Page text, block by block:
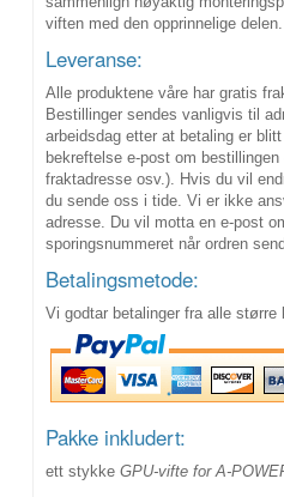
viften med den opprinnelige delen.
Leveranse:
Alle produktene våre har gratis
Bestillinger sendes vanligvis til
arbeidsdag etter at betaling er
bekreftelse e-post om
fraktadresse osv.). Hvis du vil
du sende oss i tide. Vi er ikke
adresse. Du vil motta en e-post
sporingsnummeret når ordren
Betalingsmetode:
Vi godtar betalinger fra alle
Pakke inkludert:
ett stykkeGPU-vifte for A-